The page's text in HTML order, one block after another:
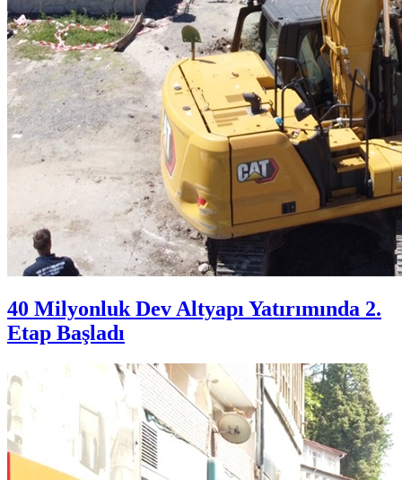
40 Milyonluk Dev Altyapı Yatırımında 2.
Etap Başladı